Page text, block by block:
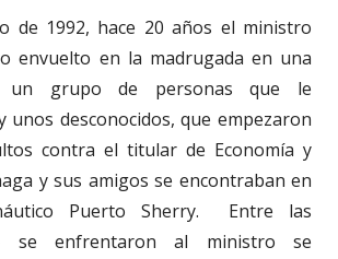
de 1992, hace 20 años el ministro
envuelto en la madrugada en una
un grupo de personas que le
unos desconocidos, que empezaron
contra el titular de Economía y
y sus amigos se encontraban en
Puerto Sherry. Entre las
se enfrentaron al ministro se